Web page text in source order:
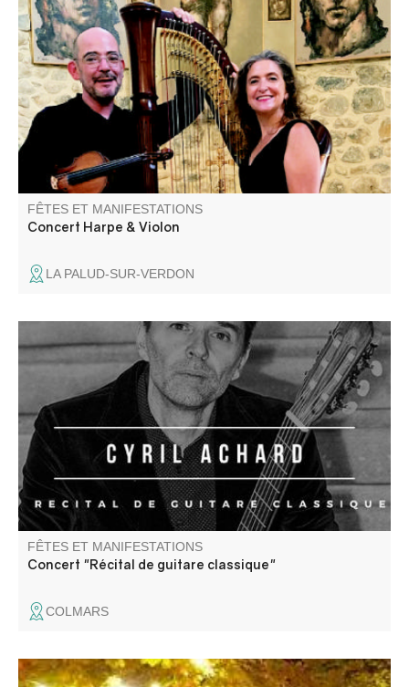
Concert avec Magali Pyka de Coster pour la Harpe et
Nicolas Delclaud au Violon, proposant de grands airs
classiques et des musiques de films.
FÊTES ET MANIFESTATIONS
Concert Harpe & Violon
LA PALUD-SUR-VERDON
Récital de guitare classique par Cyril Achard. Adaptation
d'œuvres pour luth par J.S BACH. Durée : 55 minutes.
FÊTES ET MANIFESTATIONS
Concert "Récital de guitare classique"
COLMARS